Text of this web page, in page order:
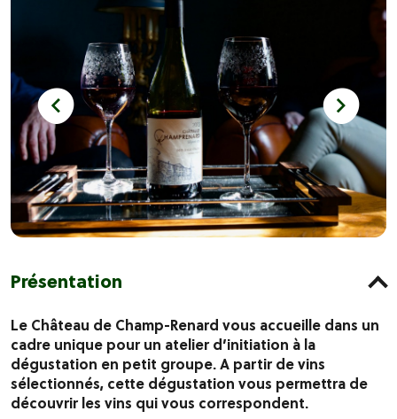
Présentation
Le Château de Champ-Renard vous accueille dans un
cadre unique pour un atelier d’initiation à la
dégustation en petit groupe. A partir de vins
sélectionnés, cette dégustation vous permettra de
découvrir les vins qui vous correspondent.